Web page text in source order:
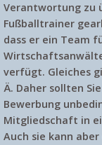
Verantwortung zu
Fußballtrainer
dass er ein Team
verfügt. Gleiches
Ä. Daher sollten
Bewerbung
Mitgliedschaft in
Auch sie kann